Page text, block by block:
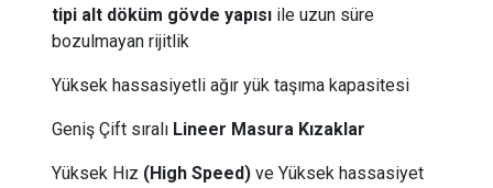
tipi alt döküm gövde yapısı ile uzun süre
bozulmayan rijitlik
Yüksek hassasiyetli ağır yük taşıma kapasitesi
Geniş Çift sıralı Lineer Masura Kızaklar
Yüksek Hız (High Speed) ve Yüksek hassasiyet